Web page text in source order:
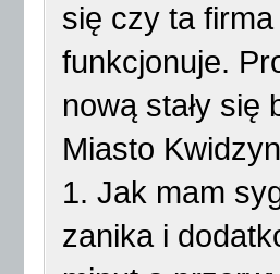
się czy ta
funkcjonuje.
nową stały się
Miasto Kwidzyn
1. Jak mam
zanika i